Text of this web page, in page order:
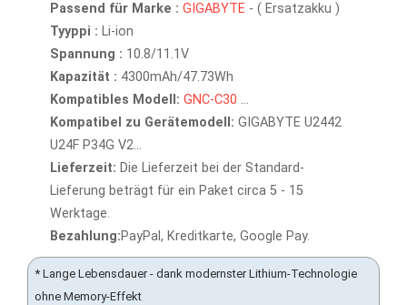
Passend für Marke : GIGABYTE - ( Ersatzakku )
Tyyppi : Li-ion
Spannung : 10.8/11.1V
Kapazität : 4300mAh/47.73Wh
Kompatibles Modell: GNC-C30 ...
Kompatibel zu Gerätemodell: GIGABYTE U2442
U24F P34G V2...
Lieferzeit: Die Lieferzeit bei der Standard-
Lieferung beträgt für ein Paket circa 5 - 15
Werktage.
Bezahlung:PayPal, Kreditkarte, Google Pay.
* Lange Lebensdauer - dank modernster Lithium-Technologie
ohne Memory-Effekt